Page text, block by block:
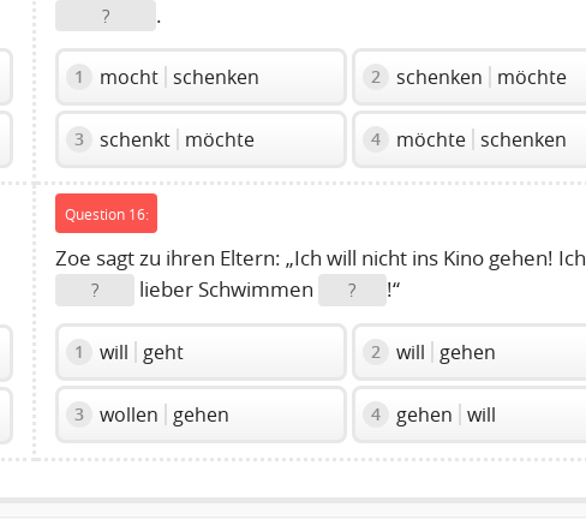
? .
1 mocht schenken 2 schenken möchte
3 schenkt möchte 4 möchte schenken
Question 16:
Zoe sagt zu ihren Eltern: „Ich will nicht ins Kino gehen! Ich
? lieber Schwimmen ? !“
1 will geht 2 will gehen
3 wollen gehen 4 gehen will